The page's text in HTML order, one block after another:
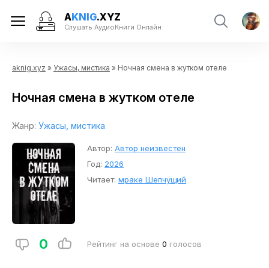
AKNIG.XYZ
Слушать АудиоКниги Онлайн
aknig.xyz » Ужасы, мистика » Ночная смена в жутком отеле
Ночная смена в жутком отеле
Жанр: Ужасы, мистика
Автор: Автор неизвестен
Год: 2026
Читает: мраке Шепчущий
0 Рейтинг на основе 0 голосов